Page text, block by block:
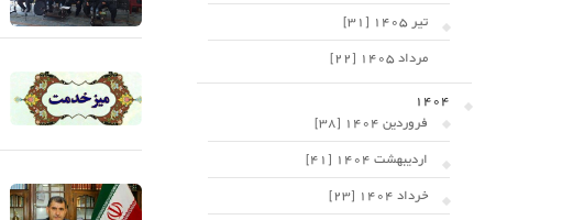
تیر 1405 [31]
مرداد 1405 [22]
1404
فروردین 1404 [38]
اردیبهشت 1404 [41]
خرداد 1404 [23]